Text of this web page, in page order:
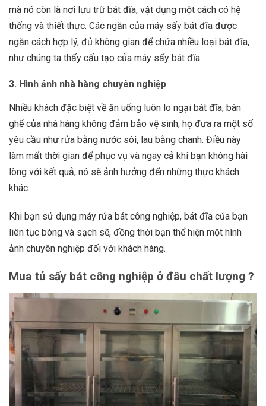
mà nó còn là nơi lưu trữ bát đĩa, vật dụng một cách có hệ
thống và thiết thực. Các ngăn của máy sấy bát đĩa được
ngăn cách hợp lý, đủ không gian để chứa nhiều loại bát đĩa,
như chúng ta thấy cấu tạo của máy sấy bát đĩa.
3. Hình ảnh nhà hàng chuyên nghiệp
Nhiều khách đặc biệt về ăn uống luôn lo ngại bát đĩa, bàn
ghế của nhà hàng không đảm bảo vệ sinh, họ đưa ra một số
yêu cầu như rửa bằng nước sôi, lau bằng chanh. Điều này
làm mất thời gian để phục vụ và ngay cả khi bạn không hài
lòng với kết quả, nó sẽ ảnh hưởng đến những thực khách
khác.
Khi bạn sử dụng máy rửa bát công nghiệp, bát đĩa của bạn
liên tục bóng và sạch sẽ, đồng thời bạn thể hiện một hình
ảnh chuyên nghiệp đối với khách hàng.
Mua tủ sấy bát công nghiệp ở đâu chất lượng ?